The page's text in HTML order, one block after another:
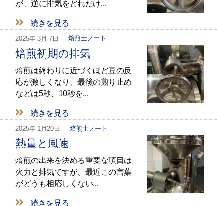
が、逆に排気をどれだけ...
続きを見る
2025年 3月 7日 焙煎士ノート
焙煎初期の排気
焙煎は終わりに近づくほど豆の反
応が激しくなり、最後の煎り止め
などは5秒、10秒を...
続きを見る
2025年 1月20日 焙煎士ノート
熱量と風速
焙煎の出来を決める重要な項目は
火力と排気ですが、最近この言葉
がどうも相応しくない...
続きを見る